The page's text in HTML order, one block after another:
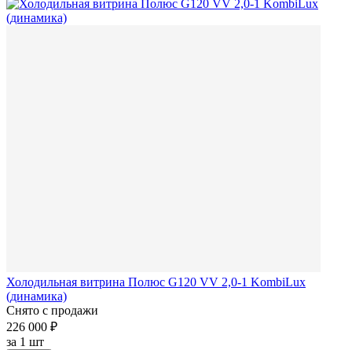
Холодильная витрина Полюс G120 VV 2,0-1 KombiLux
(динамика)
Снято с продажи
226 000 ₽
за 1 шт